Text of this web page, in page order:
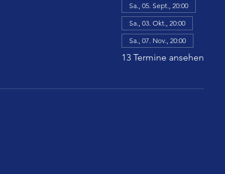
Sa., 05. Sept., 20:00
Sa., 03. Okt., 20:00
Sa., 07. Nov., 20:00
13 Termine ansehen